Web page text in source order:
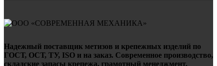
Надежный поставщик метизов и крепежных изделий по
ГОСТ, ОСТ, ТУ, ISO и на заказ. Современное производство,
складские запасы крепежа, грамотный менеджмент,